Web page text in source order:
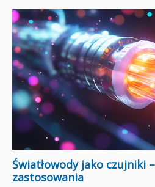
Światłowody jako czujniki
zastosowania